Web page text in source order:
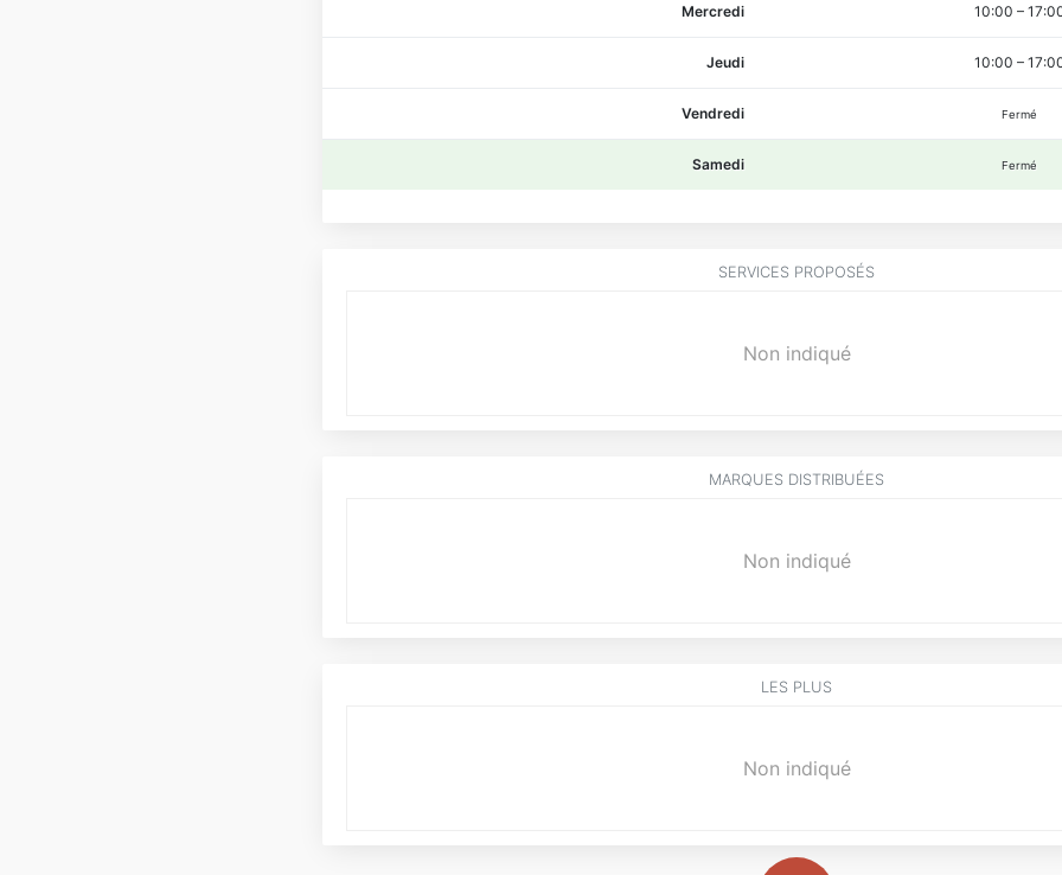
Mercredi 10:00 –
Jeudi 10:00 –
Vendredi Fermé
Samedi Fermé
SERVICES PROPOSÉS
Non indiqué
MARQUES DISTRIBUÉES
Non indiqué
LES PLUS
Non indiqué